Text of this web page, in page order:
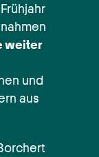
weiter
und
aus